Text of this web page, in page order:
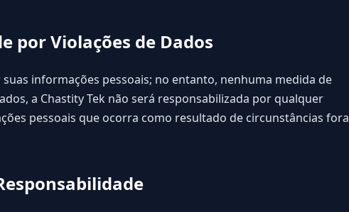
por Violações de Dados
informações pessoais; no entanto, nenhuma medida de
a Chastity Tek não será responsabilizada por qualquer
pessoais que ocorra como resultado de circunstâncias fora